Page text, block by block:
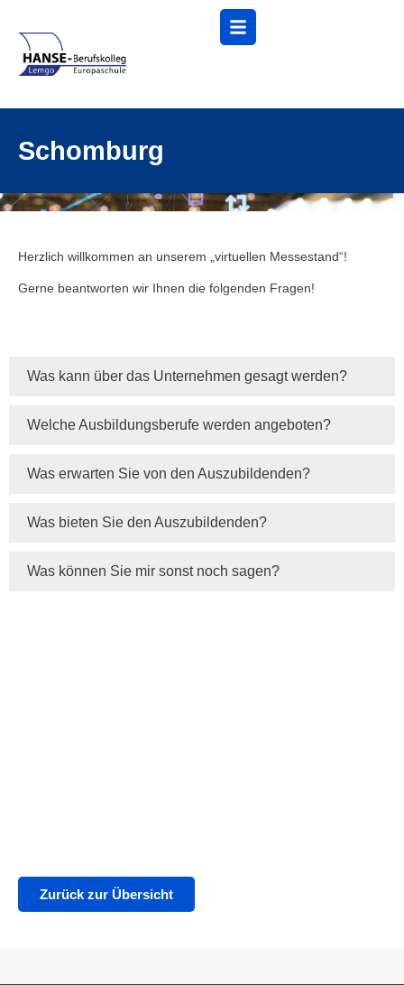
Menü
Schomburg
Herzlich willkommen an unserem „virtuellen Messestand“!
Gerne beantworten wir Ihnen die folgenden Fragen!
Was kann über das Unternehmen gesagt werden?
Welche Ausbildungsberufe werden angeboten?
Was erwarten Sie von den Auszubildenden?
Was bieten Sie den Auszubildenden?
Was können Sie mir sonst noch sagen?
Zurück zur Übersicht